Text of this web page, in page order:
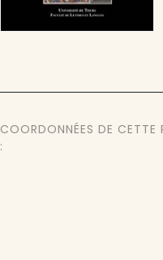
COORDONNÉES DE CETTE
: